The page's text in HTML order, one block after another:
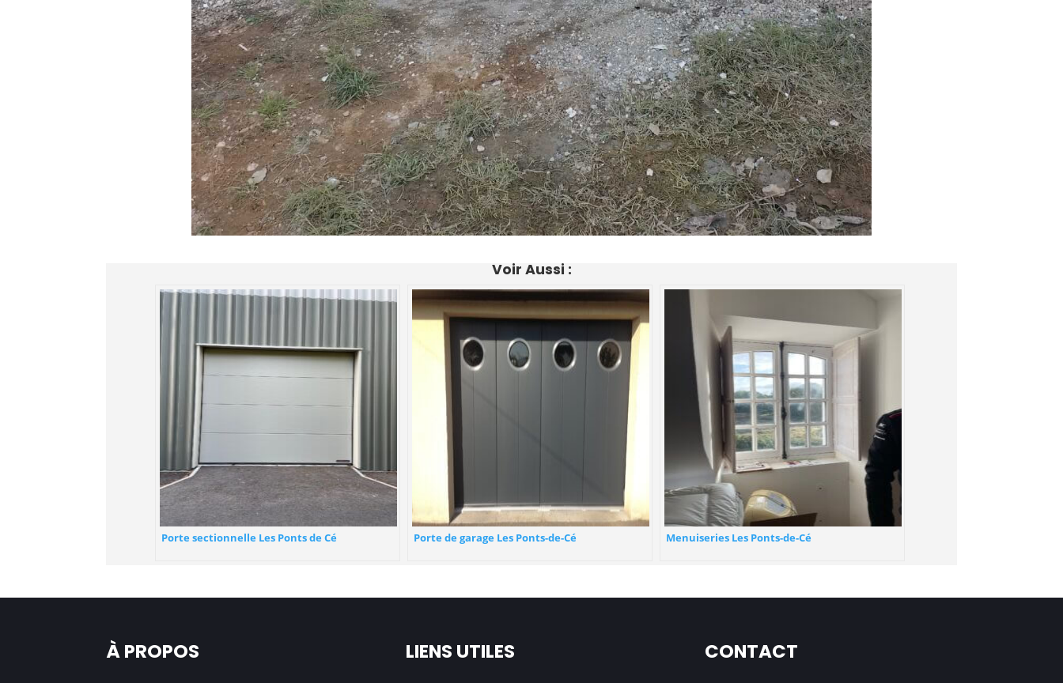
Voir Aussi :
Porte sectionnelle Les Ponts de Cé Porte de garage Les Ponts-de-Cé Menuiseries Les Ponts-de-Cé
À PROPOS LIENS UTILES CONTACT